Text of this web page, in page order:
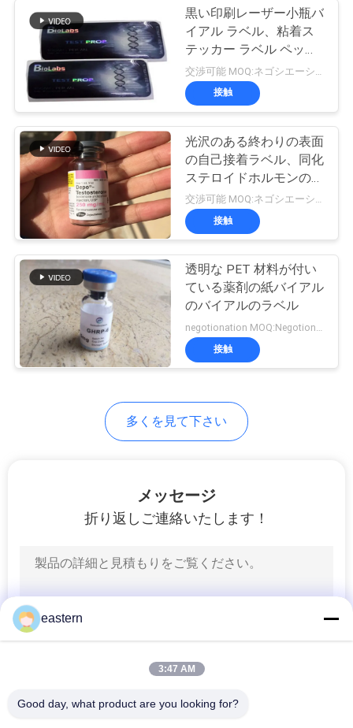
ュ
ー
ス
場
合
地
図
黒い印刷レーザー小瓶バ
イアル ラベル、粘着ス
テッカー ラベル ペット
材料
接触
光沢のある終わりの表面
の自己接着ラベル、同化
ステロイドホルモンのた
めの注文のガラスびんの
ラベル
交渉可能 MOQ:ネゴシエーション
接触
透明な PET 材料が付い
ている薬剤の紙バイアル
のバイアルのラベル
negotionation MOQ:Negotionation
接触
多くを見て下さい
メッセージ
折り返しご連絡いたします！
eastern
3:47 AM
Good day, what product are you looking for?